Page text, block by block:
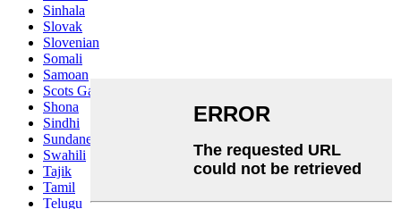
Sinhala
Slovak
Slovenian
Somali
Samoan
Scots Gaelic
Shona
Sindhi
Sundanese
Swahili
Tajik
Tamil
Telugu